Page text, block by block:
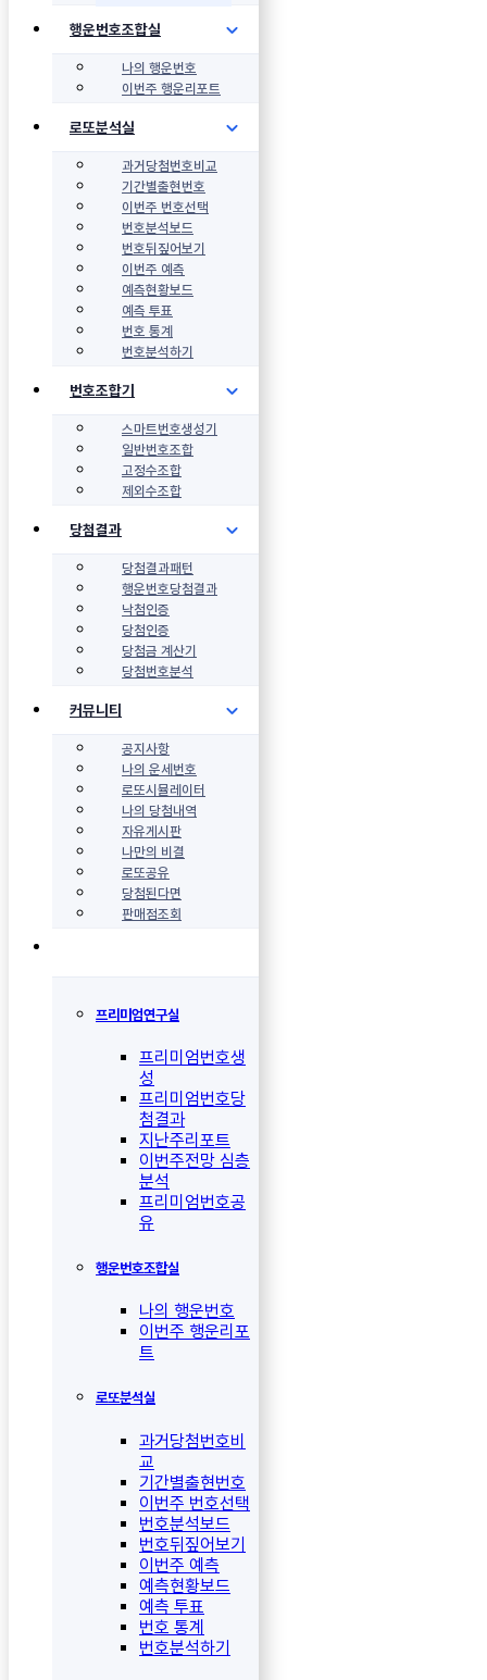
행운번호조합실
나의 행운번호
이번주 행운리포트
로또분석실
과거당첨번호비교
기간별출현번호
이번주 번호선택
번호분석보드
번호뒤짚어보기
이번주 예측
예측현황보드
예측 투표
번호 통계
번호분석하기
번호조합기
스마트번호생성기
일반번호조합
고정수조합
제외수조합
당첨결과
당첨결과패턴
행운번호당첨결과
낙첨인증
당첨인증
당첨금 계산기
당첨번호분석
커뮤니티
공지사항
나의 운세번호
로또시뮬레이터
나의 당첨내역
자유게시판
나만의 비결
로또공유
당첨된다면
판매점조회
프리미엄연구실
프리미엄번호생
성
프리미엄번호당
첨결과
지난주리포트
이번주전망 심층
분석
프리미엄번호공
유
행운번호조합실
나의 행운번호
이번주 행운리포
트
로또분석실
과거당첨번호비
교
기간별출현번호
이번주 번호선택
번호분석보드
번호뒤짚어보기
이번주 예측
예측현황보드
예측 투표
번호 통계
번호분석하기